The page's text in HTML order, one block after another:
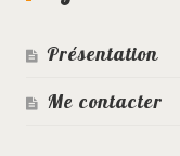
Présentation
Me contacter